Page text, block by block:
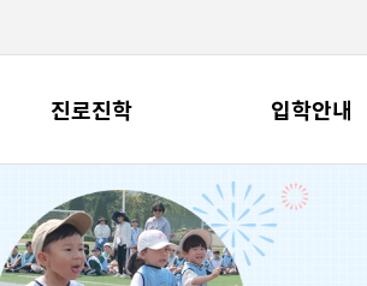
진로진학 입학안내